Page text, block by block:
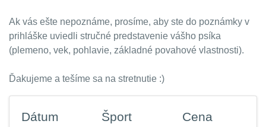
Ak vás ešte nepoznáme, prosíme, aby ste do poznámky v
prihláške uviedli stručné predstavenie vášho psíka
(plemeno, vek, pohlavie, základné povahové vlastnosti).
Ďakujeme a tešíme sa na stretnutie :)
Dátum Šport Cena